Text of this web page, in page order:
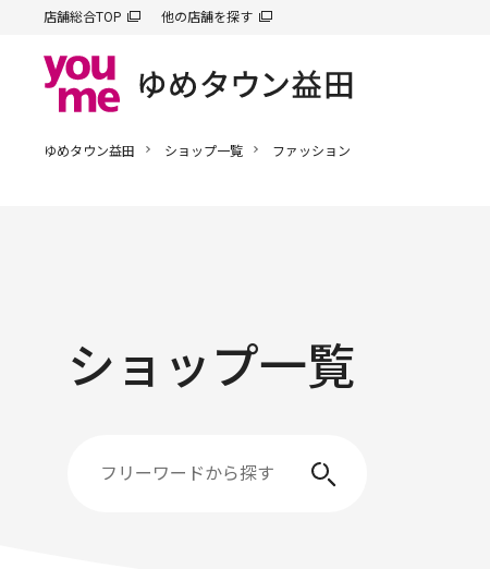
店舗総合TOP 他の店舗を探す
ゆめタウン益田 ショップ一覧 ファッション
ショップ一覧